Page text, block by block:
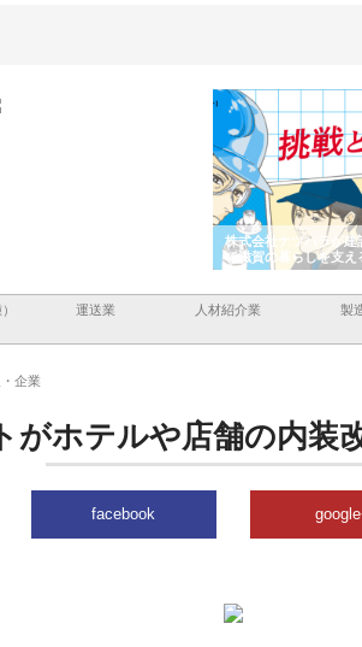
株式会社ナツハラが建
で滋賀の暮らしを支え
運送業 人材紹介業 製
企業
がホテルや店舗の内装
facebook